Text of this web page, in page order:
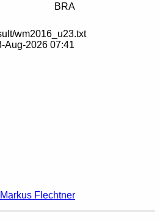
BRA
wm2016_u23.txt
Aug-2026 07:41
Markus Flechtner